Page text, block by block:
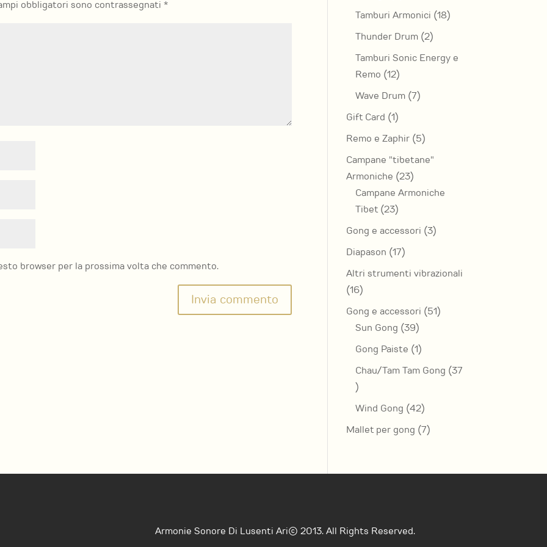
obbligatori sono contrassegnati*
browser per la prossima volta che commento.
prodotti
Tamburi Armonici 1818
Thunder Drum 22
Tamburi Sonic Energy e
Remo 1212
prodotti
Wave Drum 77
Gift Card 11
prodotto
Remo e Zaphir 55
prodotti
Campane "tibetane"
Armoniche 2323
prodotti
Campane Armoniche
Tibet 2323
prodotti
Gong e accessori 33
Diapason 1717
prodotti
Altri strumenti vibrazionali
1616
Gong e accessori 5151
Sun Gong 3939
prodotti
Gong Paiste 11
prodotto
Chau/Tam Tam Gong 37
37
prodotti
Wind Gong 4242
prodotti
Mallet per gong 77
Armonie Sonore Di Lusenti Ari© 2013. All Rights Reserved.